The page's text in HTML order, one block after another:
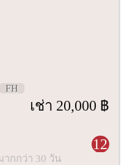
FH
เช่า 20,000 ฿
12
กกว่า 30 วัน